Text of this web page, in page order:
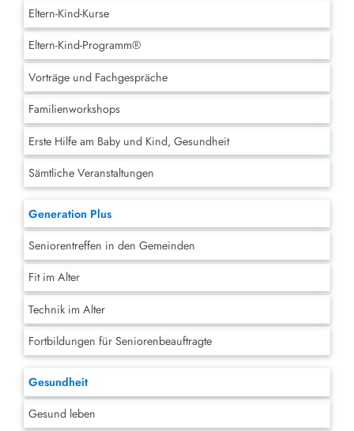
Eltern-Kind-Kurse
Eltern-Kind-Programm®
Vorträge und Fachgespräche
Familienworkshops
Erste Hilfe am Baby und Kind, Gesundheit
Sämtliche Veranstaltungen
Generation Plus
Seniorentreffen in den Gemeinden
Fit im Alter
Technik im Alter
Fortbildungen für Seniorenbeauftragte
Gesundheit
Gesund leben